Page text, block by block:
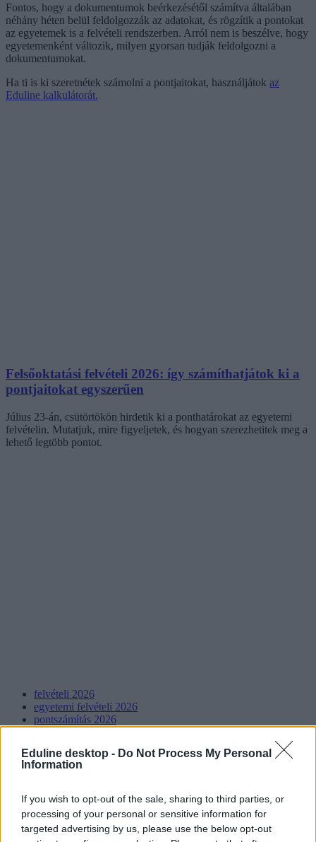
Eduline desktop - Do Not Process My Personal
Information
If you wish to opt-out of the sale, sharing to third parties, or
processing of your personal or sensitive information for
targeted advertising by us, please use the below opt-out
Fontos, hogy a dokumentumok beérkezésétől számítva általában
néhány héten belül feldolgozzák az adatokat, és rögzítik a pontokat
az egyetemek is a felvételi rendszerben. Arról nem is beszélve, hogy
egyetemenként változik, milyen gyorsan tudják feldolgozni a
dokumentumokat.
Ha ti is ki szeretnétek számolni a pontjaitokat, használjátok az
Eduline kalkulátorát.
Felsőoktatási felvételi 2026: így számíthatjátok ki a
pontjaitokat egyszerűen
Július 23-án, csütörtökön hirdetik ki a ponthatárokat az egyetemi
felvételin. Mutatjuk, mire figyeljetek, és hogyan szerezhetitek meg a
lehető legtöbb pontot.
felvételi 2026
egyetemi felvételi 2026
pontszámítás 2026